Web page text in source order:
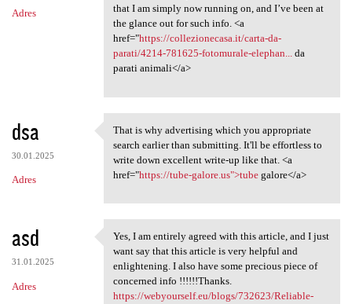
Adres
that I am simply now running on, and I’ve been at
the glance out for such info. <a
href="https://collezionecasa.it/carta-da-
parati/4214-781625-fotomurale-elephan...da
parati animali</a>
dsa
30.01.2025
Adres
That is why advertising which
That is why advertising which you appropriate
search earlier than submitting. It'll be effortless to
write down excellent write-up like that. <a
href="https://tube-galore.us">tubegalore</a>
asd
31.01.2025
Adres
Yes, I am entirely agreed
Yes, I am entirely agreed with this article, and I just
want say that this article is very helpful and
enlightening. I also have some precious piece of
concerned info !!!!!!Thanks.
https://webyourself.eu/blogs/732623/Reliable-